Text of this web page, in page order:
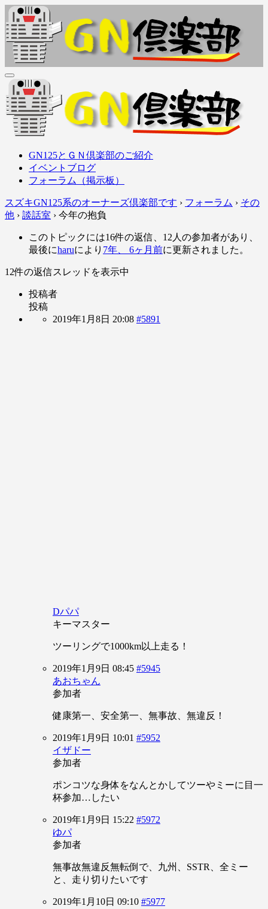
内
容
を
ス
ッ
プ
ＧＮ倶楽部
GN125Family (GN125, GS125, GZ125, EN125, etc..) オーナーズ
クラブ
ＧＮ倶楽部
GN125Family (GN125, GS125, GZ125, EN125, etc..) オーナーズ
クラブ
GN125とＧＮ倶楽部のご紹介
イベントブログ
フォーラム（掲示板）
スズキGN125系のオーナーズ倶楽部です › フォーラム › その
他 › 談話室 › 今年の抱負
このトピックには16件の返信、12人の参加者があり、
最後にharuにより 7年、 6ヶ月前に更新されました。
12件の返信スレッドを表示中
投稿者
投稿
2019年1月8日 20:08 #5891
Dパパ
キーマスター
ツーリングで1000km以上走る！
2019年1月9日 08:45 #5945
あおちゃん
参加者
健康第一、安全第一、無事故、無違反！
2019年1月9日 10:01 #5952
イザドー
参加者
ポンコツな身体をなんとかしてツーやミーに目一
杯参加…したい
2019年1月9日 15:22 #5972
ゆパ
参加者
無事故無違反無転倒で、九州、SSTR、全ミー
と、走り切りたいです
2019年1月10日 09:10 #5977